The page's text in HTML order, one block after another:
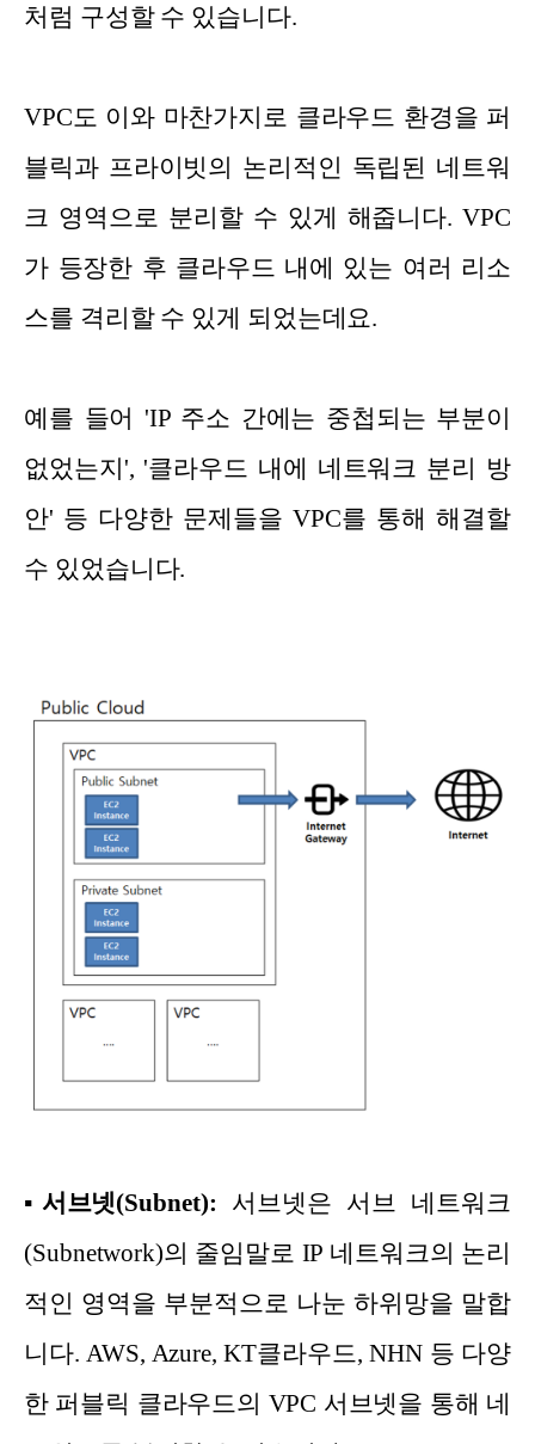
처럼 구성할 수 있습니다.
VPC도 이와 마찬가지로 클라우드 환경을 퍼
블릭과 프라이빗의 논리적인 독립된 네트워
크 영역으로 분리할 수 있게 해줍니다. VPC
가 등장한 후 클라우드 내에 있는 여러 리소
스를 격리할 수 있게 되었는데요.
예를 들어 'IP 주소 간에는 중첩되는 부분이
없었는지', '클라우드 내에 네트워크 분리 방
안' 등 다양한 문제들을 VPC를 통해 해결할
수 있었습니다.
▪ 서브넷(Subnet): 서브넷은 서브 네트워크
(Subnetwork)의 줄임말로 IP 네트워크의 논리
적인 영역을 부분적으로 나눈 하위망을 말합
니다. AWS, Azure, KT클라우드, NHN 등 다양
한 퍼블릭 클라우드의 VPC 서브넷을 통해 네